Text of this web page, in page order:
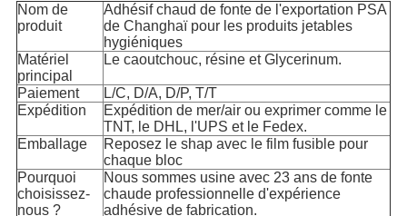
Nom de
produit
Adhésif chaud de fonte de l'exportation PSA
de Changhaï pour les produits jetables
hygiéniques
Matériel
principal
Le caoutchouc, résine et Glycerinum.
Paiement
L/C, D/A, D/P, T/T
Expédition
Expédition de mer/air ou exprimer comme le
TNT, le DHL, l'UPS et le Fedex.
Emballage
Reposez le shap avec le film fusible pour
chaque bloc
Pourquoi
choisissez-
nous ?
Nous sommes usine avec 23 ans de fonte
chaude professionnelle d'expérience
adhésive de fabrication.